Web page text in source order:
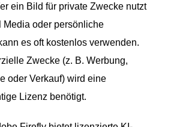
ein Bild für private Zwecke nutzt
Media oder persönliche
es oft kostenlos verwenden.
Zwecke (z. B. Werbung,
oder Verkauf) wird eine
Lizenz benötigt.